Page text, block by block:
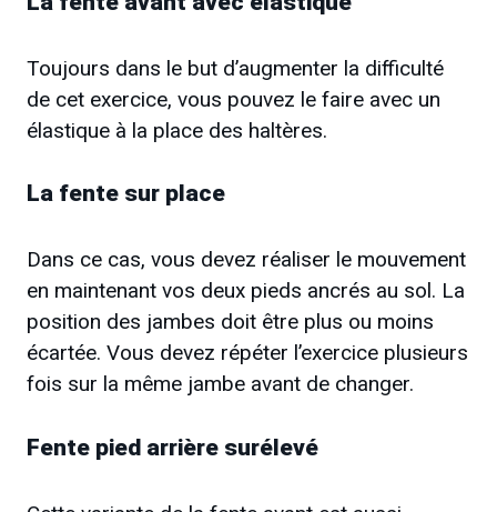
Toujours dans le but d’augmenter la difficulté
de cet exercice, vous pouvez le faire avec un
élastique à la place des haltères.
La fente sur place
Dans ce cas, vous devez réaliser le mouvement
en maintenant vos deux pieds ancrés au sol. La
position des jambes doit être plus ou moins
écartée. Vous devez répéter l’exercice plusieurs
fois sur la même jambe avant de changer.
Fente pied arrière surélevé